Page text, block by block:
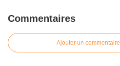
Commentaires
Ajouter un commentaire